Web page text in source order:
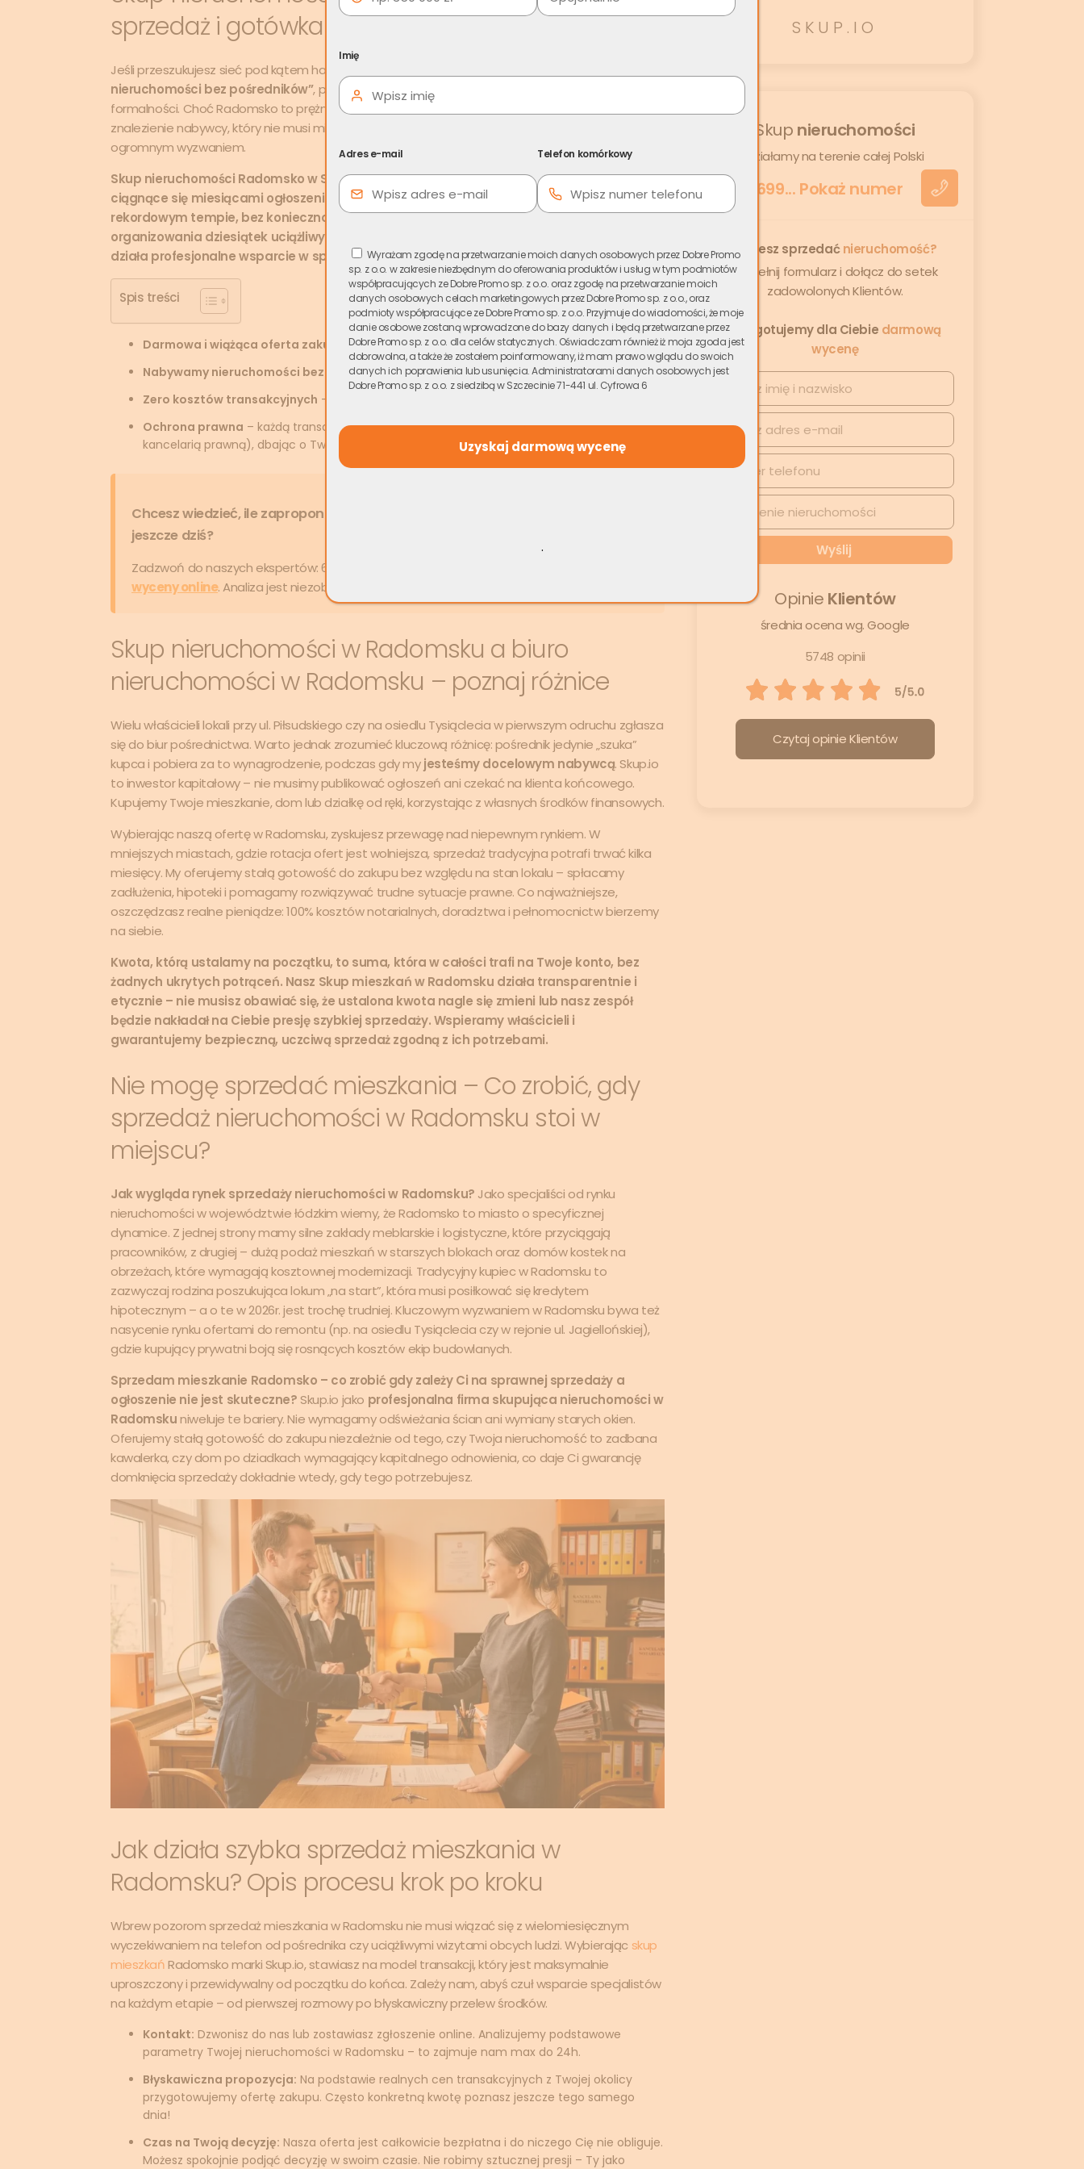
sprzedaż i gotówka od ręki bez prowizji
Jeśli przeszukujesz sieć pod kątem haseł
nieruchomości bez pośredników”, prawdopodobnie zależy Ci na czasie i uniknięciu zbędnych
formalności. Choć Radomsko to prężny ośrodek przemysłowy, rynek wtórny bywa tu trudny –
znalezienie nabywcy, który nie musi miesiącami czekać na decyzję kredytową w 2026 roku, jest
ogromnym wyzwaniem.
Skup nieruchomości Radomsko w Skup.io to nowoczesna odpowiedź na tradycyjne,
ciągnące się miesiącami ogłoszenia. Pozwalamy Ci zamienić lokal na realne pieniądze w
rekordowym tempie, bez konieczności odświeżania ścian, sprzątania piwnic czy
organizowania dziesiątek uciążliwych prezentacji dla „oglądaczy”. Jak to możliwe? Tak
działa profesjonalne wsparcie w sprzedaży nieruchomości:
Spis treści
Darmowa i wiążąca oferta zakupu
, którą otrzymasz telefonicznie lub mailowo jeszcze dziś.
Nabywamy nieruchomości bezpośrednio – bez udziału pośredników i banków.
Zero kosztów transakcyjnych – nie płacisz prowizji ani taksy notarialnej.
Ochrona prawna – każdą transakcję w Radomsku nadzoruje dział prawny (współpraca z
kancelarią prawną), dbając o Twoje bezpieczeństwo.
Chcesz wiedzieć, ile zaproponujemy za Twoją nieruchomość w Radomsku
jeszcze dziś?
Zadzwoń do naszych ekspertów: 699... Pokaż numer
wyceny online. Analiza jest niezobowiązująca!
Skup nieruchomości w Radomsku a biuro
nieruchomości w Radomsku – poznaj różnice
Wielu właścicieli lokali przy ul. Piłsudskiego czy na osiedlu Tysiąclecia w pierwszym odruchu zgłasza
się do biur pośrednictwa. Warto jednak zrozumieć kluczową różnicę: pośrednik jedynie „szuka”
kupca i pobiera za to wynagrodzenie, podczas gdy myjesteśmy docelowym nabywcą. Skup.io
to inwestor kapitałowy – nie musimy publikować ogłoszeń ani czekać na klienta końcowego.
Kupujemy Twoje mieszkanie, dom lub działkę od ręki, korzystając z własnych środków finansowych.
Wybierając naszą ofertę w Radomsku, zyskujesz przewagę nad niepewnym rynkiem. W
mniejszych miastach, gdzie rotacja ofert jest wolniejsza, sprzedaż tradycyjna potrafi trwać kilka
miesięcy. My oferujemy stałą gotowość do zakupu bez względu na stan lokalu – spłacamy
zadłużenia, hipoteki i pomagamy rozwiązywać trudne sytuacje prawne. Co najważniejsze,
oszczędzasz realne pieniądze: 100% kosztów notarialnych, doradztwa i pełnomocnictw bierzemy
na siebie.
Kwota, którą ustalamy na początku, to suma, która w całości trafi na Twoje konto, bez
żadnych ukrytych potrąceń. Nasz Skup mieszkań w Radomsku działa transparentnie i
etycznie – nie musisz obawiać się, że ustalona kwota nagle się zmieni lub nasz zespół
będzie nakładał na Ciebie presję szybkiej sprzedaży. Wspieramy właścicieli i
gwarantujemy bezpieczną, uczciwą sprzedaż zgodną z ich potrzebami.
Nie mogę sprzedać mieszkania – Co zrobić, gdy
sprzedaż nieruchomości w Radomsku stoi w
miejscu?
Jak wygląda rynek sprzedaży nieruchomości w Radomsku? Jako specjaliści od rynku
nieruchomości w województwie łódzkim wiemy, że Radomsko to miasto o specyficznej
dynamice. Z jednej strony mamy silne zakłady meblarskie i logistyczne, które przyciągają
pracowników, z drugiej – dużą podaż mieszkań w starszych blokach oraz domów kostek na
obrzeżach, które wymagają kosztownej modernizacji. Tradycyjny kupiec w Radomsku to
zazwyczaj rodzina poszukująca lokum „na start”, która musi posiłkować się kredytem
hipotecznym – a o te w 2026r. jest trochę trudniej. Kluczowym wyzwaniem w Radomsku bywa też
nasycenie rynku ofertami do remontu (np. na osiedlu Tysiąclecia czy w rejonie ul. Jagiellońskiej),
gdzie kupujący prywatni boją się rosnących kosztów ekip budowlanych.
Sprzedam mieszkanie Radomsko – co zrobić gdy zależy Ci na sprawnej sprzedaży a
ogłoszenie nie jest skuteczne? Skup.io jako profesjonalna firma skupująca nieruchomości w
Radomsku niweluje te bariery. Nie wymagamy odświeżania ścian ani wymiany starych okien.
Oferujemy stałą gotowość do zakupu niezależnie od tego, czy Twoja nieruchomość to zadbana
kawalerka, czy dom po dziadkach wymagający kapitalnego odnowienia, co daje Ci gwarancję
domknięcia sprzedaży dokładnie wtedy, gdy tego potrzebujesz.
Jak działa szybka sprzedaż mieszkania w
Radomsku? Opis procesu krok po kroku
Wbrew pozorom sprzedaż mieszkania w Radomsku nie musi wiązać się z wielomiesięcznym
wyczekiwaniem na telefon od pośrednika czy uciążliwymi wizytami obcych ludzi. Wybierając skup
mieszkań Radomsko marki Skup.io, stawiasz na model transakcji, który jest maksymalnie
uproszczony i przewidywalny od początku do końca. Zależy nam, abyś czuł wsparcie specjalistów
na każdym etapie – od pierwszej rozmowy po błyskawiczny przelew środków.
Kontakt: Dzwonisz do nas lub zostawiasz zgłoszenie online. Analizujemy podstawowe
parametry Twojej nieruchomości w Radomsku – to zajmuje nam max do 24h.
Błyskawiczna propozycja: Na podstawie realnych cen transakcyjnych z Twojej okolicy
przygotowujemy ofertę zakupu. Często konkretną kwotę poznasz jeszcze tego samego
dnia!
Czas na Twoją decyzję: Nasza oferta jest całkowicie bezpłatna i do niczego Cię nie obliguje.
Możesz spokojnie podjąć decyzję w swoim czasie. Nie robimy sztucznej presji – Ty jako
SKUP.IO
Skup nieruchomości
działamy na terenie całej Polski
+48 699... Pokaż numer
Chcesz sprzedaćnieruchomość?
Wypełnij formularz i dołącz do setek
zadowolonych Klientów.
Przygotujemy dla Ciebie darmową
wycenę
Opinie Klientów
średnia ocena wg. Google
5748 opinii
Czytaj opinie Klientów
Imię
Adres e-mail Telefon komórkowy
Wyrażam zgodę na przetwarzanie moich danych osobowych przez Dobre Promo
sp. z o.o. w zakresie niezbędnym do oferowania produktów i usług w tym podmiotów
współpracujących ze Dobre Promo sp. z o.o. oraz zgodę na przetwarzanie moich
danych osobowych celach marketingowych przez Dobre Promo sp. z o.o., oraz
podmioty współpracujące ze Dobre Promo sp. z o.o. Przyjmuje do wiadomości, że moje
danie osobowe zostaną wprowadzone do bazy danych i będą przetwarzane przez
Dobre Promo sp. z o.o. dla celów statycznych. Oświadczam również iż moja zgoda jest
dobrowolna, a także że zostałem poinformowany, iż mam prawo wglądu do swoich
danych ich poprawienia lub usunięcia. Administratorami danych osobowych jest
Dobre Promo sp. z o.o. z siedzibą w Szczecinie 71-441 ul. Cyfrowa 6
.